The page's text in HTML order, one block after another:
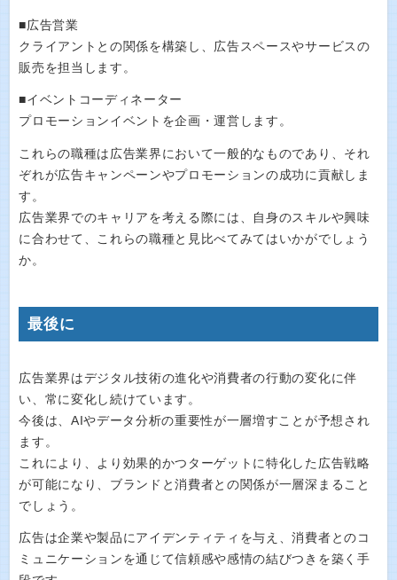
■広告営業
クライアントとの関係を構築し、広告スペースやサービスの
販売を担当します。
■イベントコーディネーター
プロモーションイベントを企画・運営します。
これらの職種は広告業界において一般的なものであり、それ
ぞれが広告キャンペーンやプロモーションの成功に貢献しま
す。
広告業界でのキャリアを考える際には、自身のスキルや興味
に合わせて、これらの職種と見比べてみてはいかがでしょう
か。
最後に
広告業界はデジタル技術の進化や消費者の行動の変化に伴
い、常に変化し続けています。
今後は、AIやデータ分析の重要性が一層増すことが予想され
ます。
これにより、より効果的かつターゲットに特化した広告戦略
が可能になり、ブランドと消費者との関係が一層深まること
でしょう。
広告は企業や製品にアイデンティティを与え、消費者とのコ
ミュニケーションを通じて信頼感や感情の結びつきを築く手